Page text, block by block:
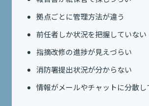
拠点ごとに管理方法が違う
前任者しか状況を把握していない
指摘改修の進捗が見えづらい
消防署提出状況が分からない
情報がメールやチャットに分散し